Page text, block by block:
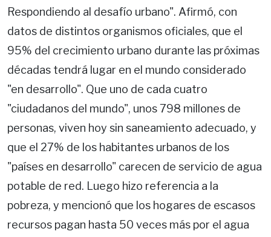
Respondiendo al desafío urbano". Afirmó, con
datos de distintos organismos oficiales, que el
95% del crecimiento urbano durante las próximas
décadas tendrá lugar en el mundo considerado
"en desarrollo". Que uno de cada cuatro
"ciudadanos del mundo", unos 798 millones de
personas, viven hoy sin saneamiento adecuado, y
que el 27% de los habitantes urbanos de los
"países en desarrollo" carecen de servicio de agua
potable de red. Luego hizo referencia a la
pobreza, y mencionó que los hogares de escasos
recursos pagan hasta 50 veces más por el agua